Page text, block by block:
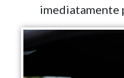
imediatamente